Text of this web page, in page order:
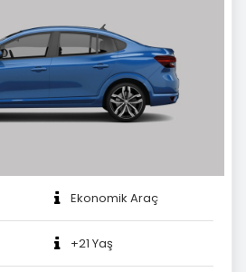
Ekonomik Araç
+21 Yaş